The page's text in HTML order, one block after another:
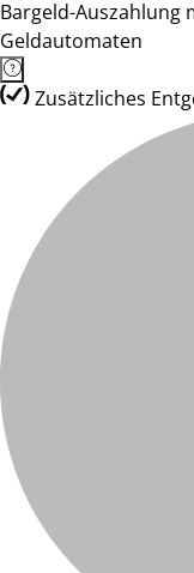
Bargeld-Auszahlung
Geldautomaten
Zusätzliches